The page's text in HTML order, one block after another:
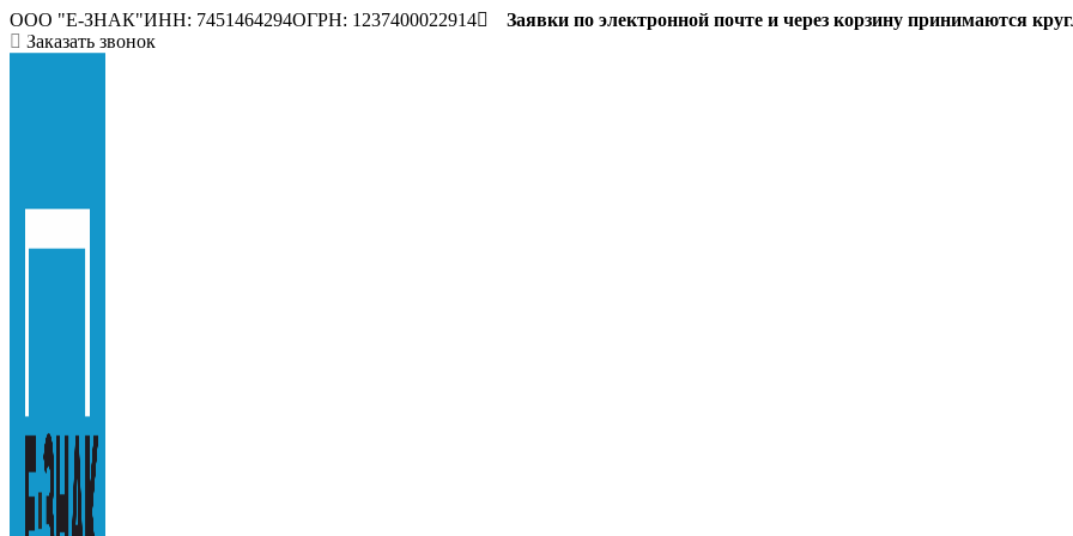
ООО "E-ЗНАК"ИНН: 7451464294ОГРН: 1237400022914
Заявки по электронной почте и через корзину принимаются
Заказать звонок